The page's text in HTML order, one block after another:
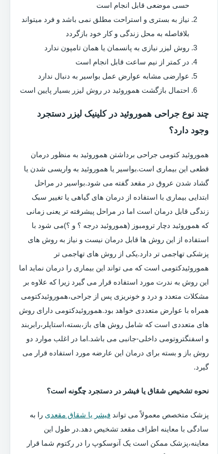
حسی موضعی قابل انجام است
نیاز به بستری و استراحت مطلق نمی باشد و فرد میتواند
بلافاصله به محل زندگی و کار خود بازگردد
روش لیزر نیازی به پانسمان یا همان تامپون ندارد
در کمتر از نیم ساعت قابل انجام است
عوارضی مشابه عوارض عمل بواسیر به دنبال ندارد
احتمال بازگشت هموروئید در روش لیزر بسیار پایین است
چند نوع جراحی هموروئید در کلینیک لیزر دستجرد
وجود دارد؟
هموروئید کتومی جراحی برداشتن هموروئید به منظور درمان
قطعی این بیماری است.بواسیر یا هموروئید به واریسی شدن یا
گشاد شدن عروق در مقعد گفته می شود.بواسیر در مراحل
ابتدایی بیماری با استفاده از درمان های گیاهی یا تغییر سبک
زندگی قابل درمان است اما در مراحل پیشرفته تر یعنی زمانی
که هموروئید دچار ترومبوز (هموروئید درجه ؟ و ؟)می شود با
استفاده از این روش ها قابل درمان نیست و نیاز به روش های
پزشکی تهاجمی تر دارد.یکی از روش های تهاجمی تر
هموروئیدکتومی است که می تواند این بیماری را درمان نماید اما
این روش به ندرت مورد استفاده قرار می گیرد زیرا که علاوه بر
مشکلات متعدد و درد و خونریزی پس از جراحی،هموروئیدکتومی
همراه با عوارض متعددی خواهد بود.هموروئیدکتومی دارای روش
های متعددی است که شامل روش های باز،بسته،استاپلر،رابربند
و اسفنگتروتومی داخلی-جانبی می باشد.اما در اغلب موارد دو
روش باز و بسته برای درمان این عارضه مورد استفاده قرار می
گیرد.
نحوه تشخیص شقاق یا فیشر در دستجرد چگونه است؟
پزشک متخصص معمولاً می تواند فیشر یا شقاق مقعدی را به
سادگی با معاینه اطراف مقعد تشخیص دهد.در طول این
معاینه،پزشک ممکن است یک آنوسکوپ را در رکتوم شما قرار